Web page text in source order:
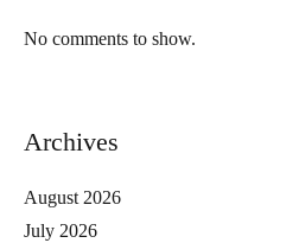
No comments to show.
Archives
August 2026
July 2026